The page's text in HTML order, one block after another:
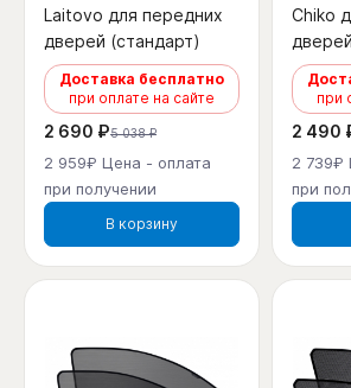
Laitovo для передних
дверей (стандарт)
Доставка бесплатно
при оплате на сайте
2 690 ₽5 038 ₽
2 959₽ Цена - оплата
при получении
В корзину
Chiko
при
2 490
2 739₽
при